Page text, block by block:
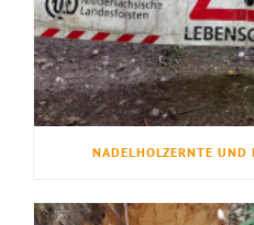
NADELHOLZERNTE